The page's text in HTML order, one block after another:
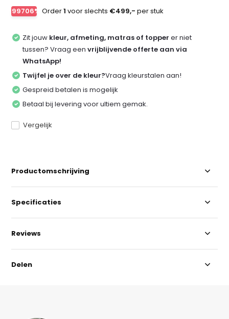
-99706% Order1 voor slechts €499,- per stuk
Zit jouw kleur, afmeting, matras of topper er niet
tussen? Vraag eenvrijblijvende offerte aan via
WhatsApp!
Twijfel je over de kleur?Vraag kleurstalen aan!
Gespreid betalen is mogelijk
Betaal bij levering voor ultiem gemak.
Vergelijk
Productomschrijving
Specificaties
Reviews
Delen